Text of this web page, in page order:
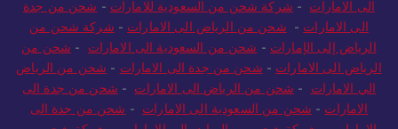
الى الامارات-شركة شحن من السعودية للامارات -شحن من جدة
الى الامارات-شحن من الرياض الى الامارات-شركة شحن من
الرياض إلى الإمارات -شحن من السعودية الى الامارات-شحن من
الرياض الى الامارات-شحن من جدة الى الامارات- شحن من الرياض
الي الامارات-شحن من الرياض الى الامارات-شحن من جدة الى
الامارات-شحن من السعودية الى الامارات-شحن من جدة الى